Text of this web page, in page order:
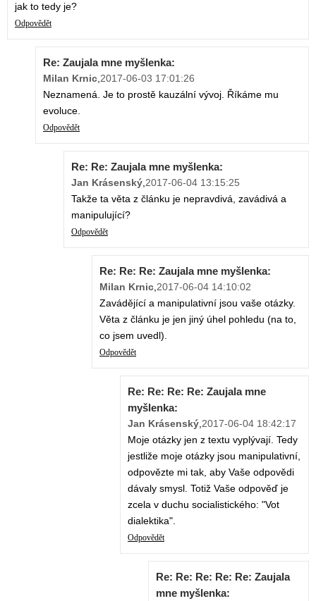
jak to tedy je?
Odpovědět
Re: Zaujala mne myšlenka:
Milan Krnic,2017-06-03 17:01:26
Neznamená. Je to prostě kauzální vývoj. Říkáme mu
evoluce.
Odpovědět
Re: Re: Zaujala mne myšlenka:
Jan Krásenský,2017-06-04 13:15:25
Takže ta věta z článku je nepravdivá, zavádivá a
manipulující?
Odpovědět
Re: Re: Re: Zaujala mne myšlenka:
Milan Krnic,2017-06-04 14:10:02
Zavádějící a manipulativní jsou vaše otázky.
Věta z článku je jen jiný úhel pohledu (na to,
co jsem uvedl).
Odpovědět
Re: Re: Re: Re: Zaujala mne
myšlenka:
Jan Krásenský,2017-06-04 18:42:17
Moje otázky jen z textu vyplývají. Tedy
jestliže moje otázky jsou manipulativní,
odpovězte mi tak, aby Vaše odpovědi
dávaly smysl. Totiž Vaše odpověď je
zcela v duchu socialistického: "Vot
dialektika".
Odpovědět
Re: Re: Re: Re: Re: Zaujala
mne myšlenka: